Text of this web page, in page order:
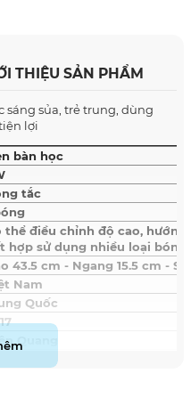
THIỆU SẢN PHẨM
sáng sủa, trẻ trung, dùng
lợi
bàn học
tắc
thể điều chỉnh độ cao, hướng
hợp sử dụng nhiều loại bóng
43.5 cm - Ngang 15.5 cm -
Nam
Quốc
Quang